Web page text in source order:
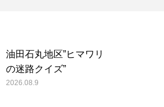
油田石丸地区”ヒマワリ
の迷路クイズ”
2026.08.9